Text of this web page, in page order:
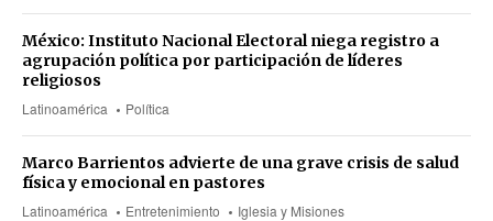
Latinoamérica Política
México: Instituto Nacional Electoral niega registro a
agrupación política por participación de líderes
religiosos
Latinoamérica Entretenimiento Iglesia y Misiones
Marco Barrientos advierte de una grave crisis de salud
física y emocional en pastores